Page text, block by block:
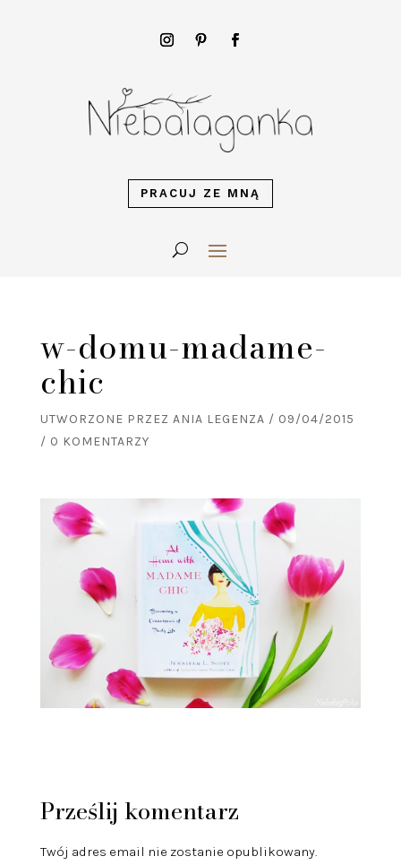
PRACUJ ZE MNĄ
w-domu-madame-
chic
UTWORZONE PRZEZ ANIA LEGENZA / 09/04/2015
/ 0 KOMENTARZY
Prześlij komentarz
Twój adres email nie zostanie opublikowany.